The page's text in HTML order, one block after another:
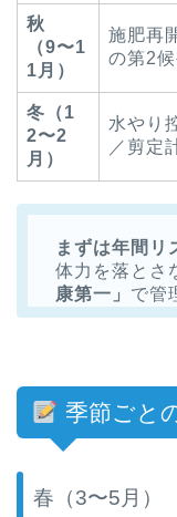
秋
（9〜1
1月）
施肥再
の第2
冬（1
2〜2
月）
水やり
／剪定
まずは年間リ
体力を落とさ
康第一」 で管
季節ごと
春（3〜5月）